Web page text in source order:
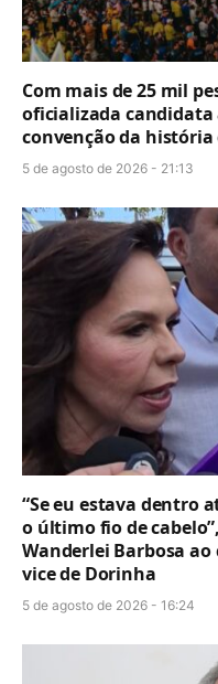
Com mais de 25 mil
oficializada
convenção da história
5 de agosto de 2026 - 21:13
“Se eu estava dentro
o último fio de
Wanderlei Barbosa
vice de Dorinha
5 de agosto de 2026 - 16:24